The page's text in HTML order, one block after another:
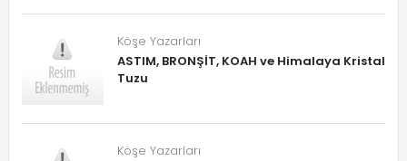
Köşe Yazarları
ASTIM, BRONŞİT, KOAH ve Himalaya Kristal
Tuzu
Köşe Yazarları